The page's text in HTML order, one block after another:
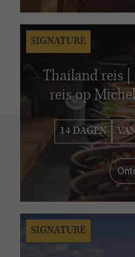
Thailand reis
reis op
14 DAGEN
SIGNATURE
SIGNATURE